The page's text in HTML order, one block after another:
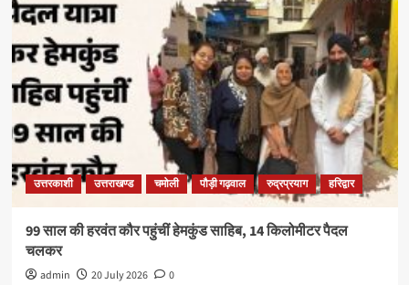
उत्तरकाशी उत्तराखण्ड चमोली पौड़ी गढ़वाल रुद्रप्रयाग हरिद्वार
99 साल की हरवंत कौर पहुंचीं हेमकुंड साहिब, 14 किलोमीटर पैदल
चलकर
admin 20 July 2026 0